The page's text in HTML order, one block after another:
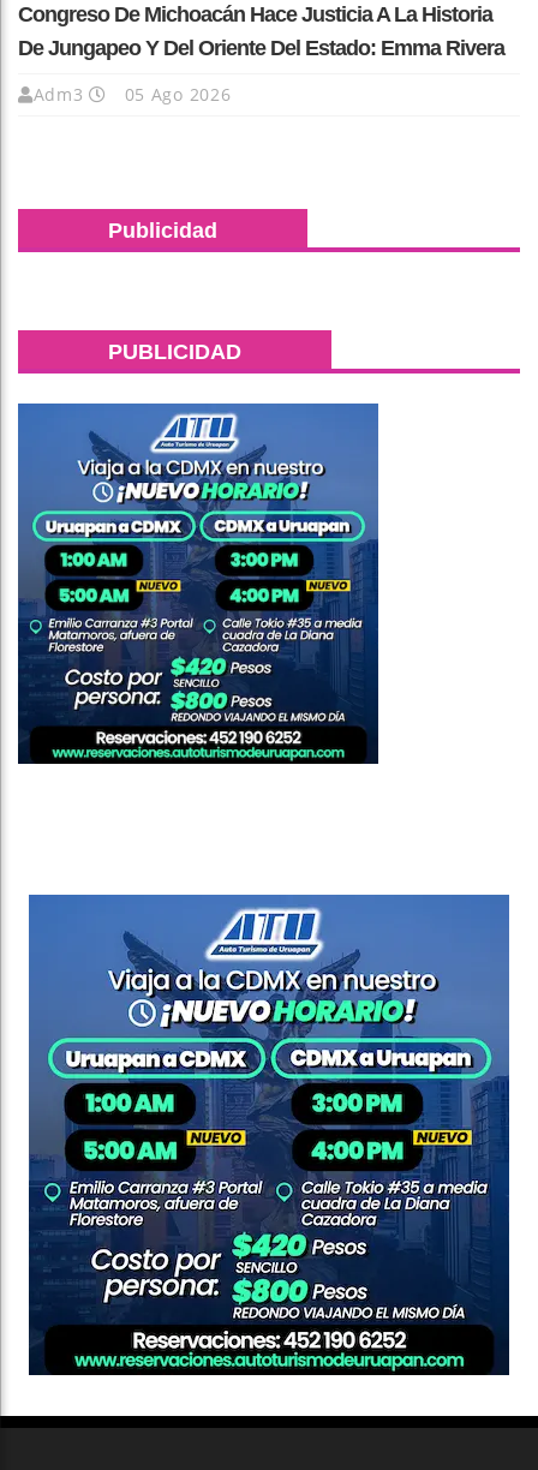
Congreso De Michoacán Hace Justicia A La Historia
De Jungapeo Y Del Oriente Del Estado: Emma Rivera
Adm3 05 Ago 2026
Publicidad
PUBLICIDAD